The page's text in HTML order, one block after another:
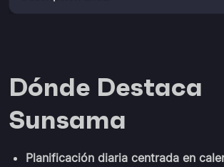
Dónde Destaca
Sunsama
Planificación diaria centrada en